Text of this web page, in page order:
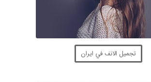
تجميل الانف في ايران